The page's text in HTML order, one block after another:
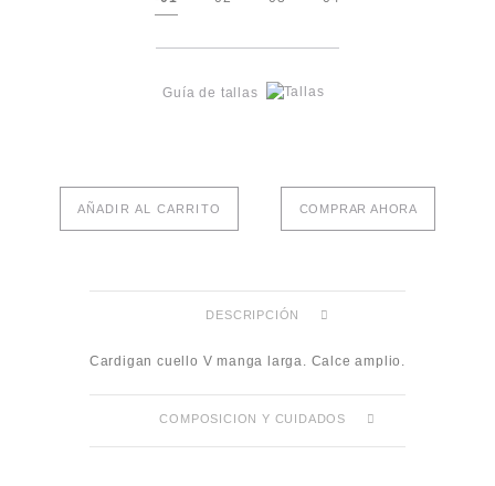
Guía de tallas
AÑADIR AL CARRITO COMPRAR AHORA
DESCRIPCIÓN
Cardigan cuello V manga larga. Calce amplio.
COMPOSICION Y CUIDADOS